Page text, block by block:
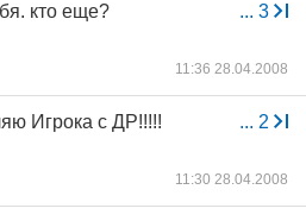
... 3
кто еще?
11:36 28.04.2008
... 2
Игрока с ДР!!!!!
11:30 28.04.2008